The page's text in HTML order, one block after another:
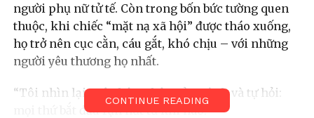
người phụ nữ tử tế. Còn trong bốn bức tường quen
thuộc, khi chiếc “mặt nạ xã hội” được tháo xuống,
họ trở nên cục cằn, cáu gắt, khó chịu – với những
người yêu thương họ nhất.
“Tôi nhìn lại cuộc hôn nhân của mình và tự hỏi:
mọi thứ bắt đầu rạn nứt từ khi nào?
CONTINUE READING